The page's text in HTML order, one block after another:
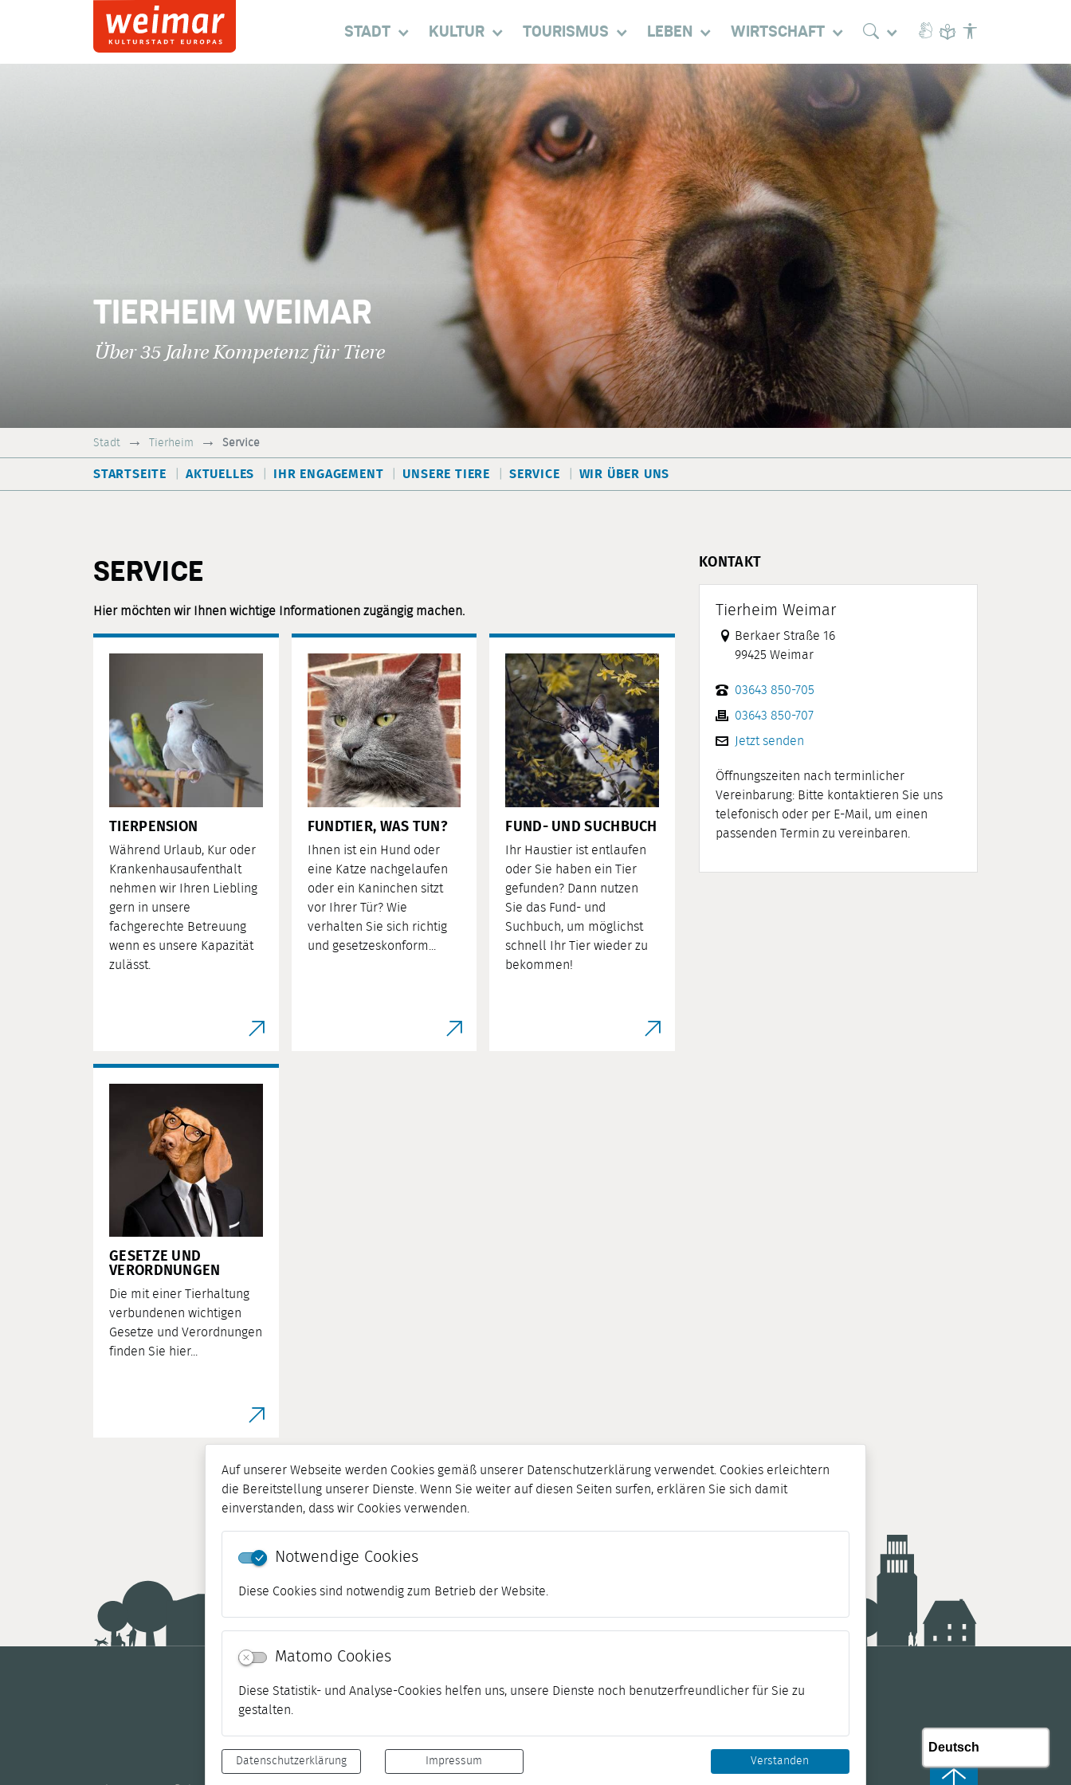
Auf unserer Webseite werden Cookies gemäß unserer Datenschutzerklärung verwendet. Cookies erleichtern
die Bereitstellung unserer Dienste. Wenn Sie weiter auf diesen Seiten surfen, erklären Sie sich damit
einverstanden, dass wir Cookies verwenden.
Notwendige Cookies
Diese Cookies sind notwendig zum Betrieb der Website.
Matomo Cookies
Diese Statistik- und Analyse-Cookies helfen uns, unsere Dienste noch benutzerfreundlicher für Sie zu
gestalten.
Datenschutzerklärung Impressum Verstanden
STADT KULTUR TOURISMUS LEBEN WIRTSCHAFT
TIERHEIM WEIMAR
Über 35 Jahre Kompetenz für Tiere
Stadt Tierheim Service
STARTSEITE AKTUELLES IHR ENGAGEMENT UNSERE TIERE SERVICE WIR ÜBER UNS
SERVICE
Hier möchten wir Ihnen wichtige Informationen zugängig machen.
TIERPENSION
Während Urlaub, Kur oder
Krankenhausaufenthalt
nehmen wir Ihren Liebling
gern in unsere
fachgerechte Betreuung
wenn es unsere Kapazität
zulässt.
FUNDTIER, WAS TUN?
Ihnen ist ein Hund oder
eine Katze nachgelaufen
oder ein Kaninchen sitzt
vor Ihrer Tür? Wie
verhalten Sie sich richtig
und gesetzeskonform...
FUND- UND SUCHBUCH
Ihr Haustier ist entlaufen
oder Sie haben ein Tier
gefunden? Dann nutzen
Sie das Fund- und
Suchbuch, um möglichst
schnell Ihr Tier wieder zu
bekommen!
GESETZE UND
VERORDNUNGEN
Die mit einer Tierhaltung
verbundenen wichtigen
Gesetze und Verordnungen
finden Sie hier...
KONTAKT
Tierheim Weimar
Link zur Google-Maps Navigation
Berkaer Straße 16
99425 Weimar
03643 850-705
03643 850-707
Jetzt senden
Öffnungszeiten nach terminlicher
Vereinbarung: Bitte kontaktieren Sie uns
telefonisch oder per E-Mail, um einen
passenden Termin zu vereinbaren.